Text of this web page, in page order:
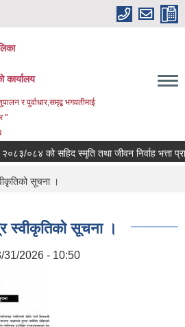
कार्यालय
र पुर्वाधार,समृद्ब भगवतीमाई
"
०८४ को सहिद स्मृति तथा जीवन निर्वाह भत्ता
सूचना ।
स्वीकृतिको सूचना ।
31/2026 - 10:50